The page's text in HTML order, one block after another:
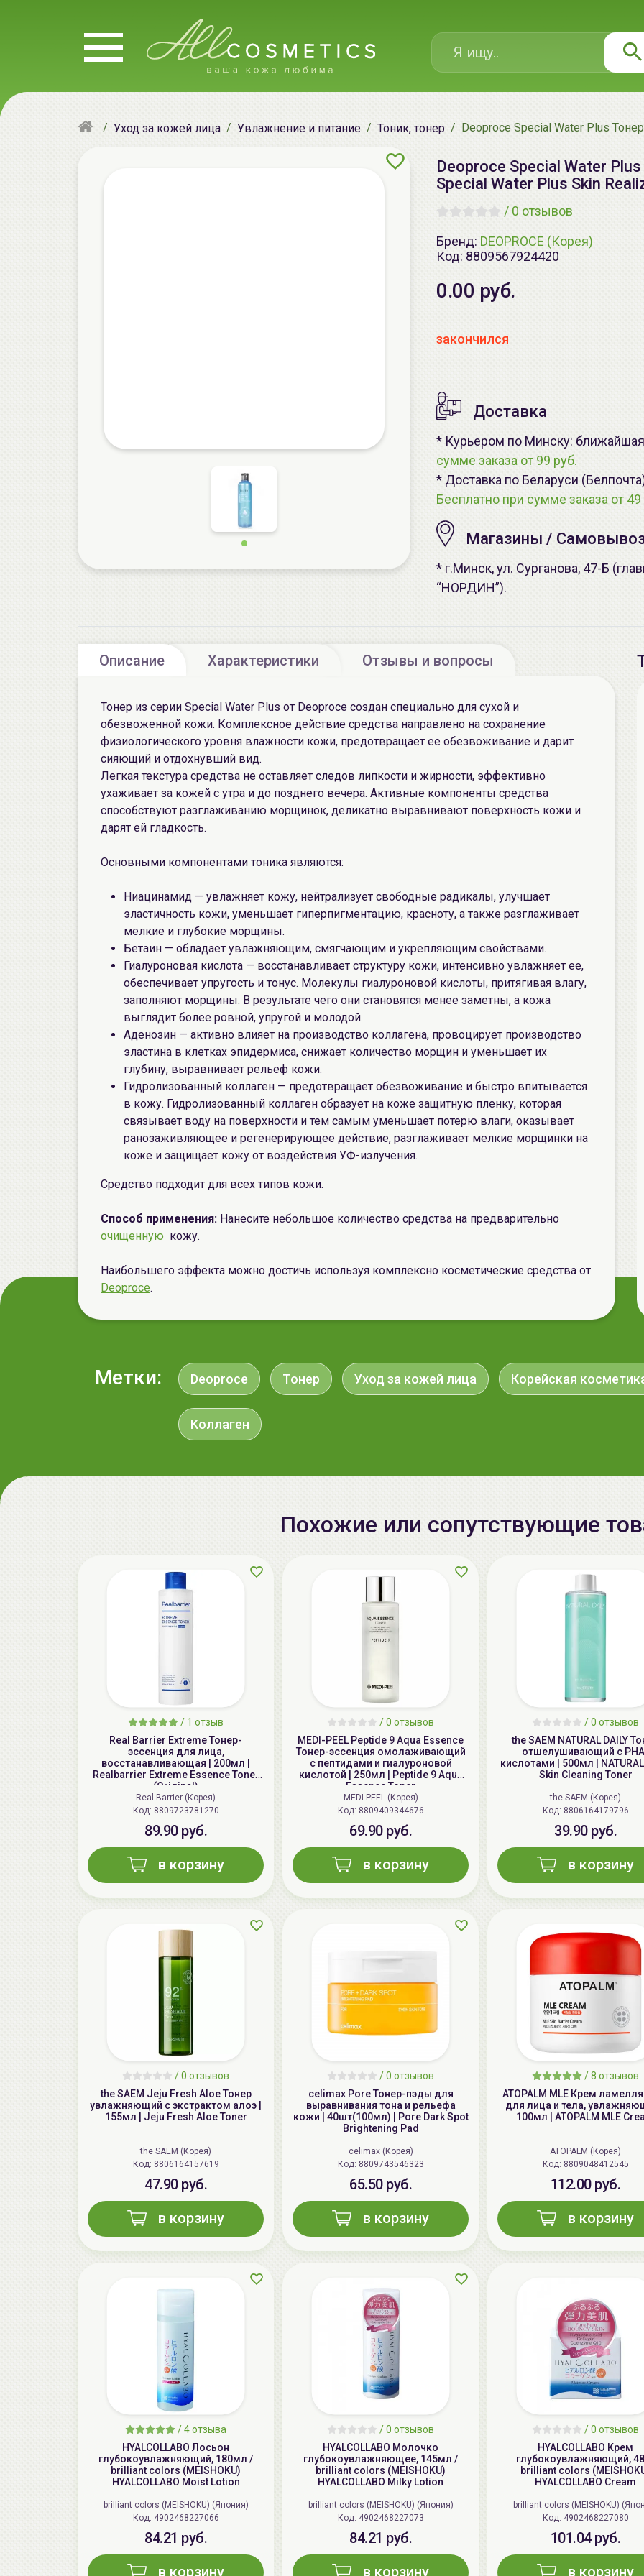
Уход за кожей лица Увлажнение и питание Тоник, тонер Deoproce Special Water Plus
Deoproce Special Water
Special Water Plus Skin
/ 0 отзывов
Бренд: DEOPROCE (Корея)
Код: 8809567924420
0.00 руб.
закончился
Доставка
* Курьером по Минску: ближайшая
сумме заказа от 99 руб.
* Доставка по Беларуси
Бесплатно при сумме заказа от 49
Магазины /
* г.Минск, ул. Сурганова, 47-Б
“НОРДИН”).
Описание Характеристики Отзывы и вопросы
Тонер из серии Special Water Plus от Deoproce создан специально для сухой и
обезвоженной кожи. Комплексное действие средства направлено на сохранение
физиологического уровня влажности кожи, предотвращает ее обезвоживание и дарит
сияющий и отдохнувший вид.
Легкая текстура средства не оставляет следов липкости и жирности, эффективно
ухаживает за кожей с утра и до позднего вечера. Активные компоненты средства
способствуют разглаживанию морщинок, деликатно выравнивают поверхность кожи и
дарят ей гладкость.
Основными компонентами тоника являются:
Ниацинамид — увлажняет кожу, нейтрализует свободные радикалы, улучшает
эластичность кожи, уменьшает гиперпигментацию, красноту, а также разглаживает
мелкие и глубокие морщины.
Бетаин — обладает увлажняющим, смягчающим и укрепляющим свойствами.
Гиалуроновая кислота — восстанавливает структуру кожи, интенсивно увлажняет ее,
обеспечивает упругость и тонус. Молекулы гиалуроновой кислоты, притягивая влагу,
заполняют морщины. В результате чего они становятся менее заметны, а кожа
выглядит более ровной, упругой и молодой.
Аденозин — активно влияет на производство коллагена, провоцирует производство
эластина в клетках эпидермиса, снижает количество морщин и уменьшает их
глубину, выравнивает рельеф кожи.
Гидролизованный коллаген — предотвращает обезвоживание и быстро впитывается
в кожу. Гидролизованный коллаген образует на коже защитную пленку, которая
связывает воду на поверхности и тем самым уменьшает потерю влаги, оказывает
ранозаживляющее и регенерирующее действие, разглаживает мелкие морщинки на
коже и защищает кожу от воздействия УФ-излучения.
Средство подходит для всех типов кожи.
Способ применения: Нанесите небольшое количество средства на предварительно
очищенную кожу.
Наибольшего эффекта можно достичь используя комплексно косметические средства от
Deoproce.
Метки: Deoproce Тонер Уход за кожей лица Корейская
Коллаген
Похожие или сопутствующие
/ 1 отзыв
Real Barrier Extreme Тонер-
эссенция для лица,
восстанавливающая | 200мл |
Realbarrier Extreme Essence Toner
(Original)
Real Barrier (Корея)
Код: 8809723781270
89.90 руб.
в корзину
/0 отзывов
MEDI-PEEL Peptide 9 Aqua Essence
Тонер-эссенция омолаживающий
с пептидами и гиалуроновой
кислотой | 250мл | Peptide 9 Aqua
Essence Toner
MEDI-PEEL (Корея)
Код: 8809409344676
69.90 руб.
в корзину
/0 отзывов
the SAEM NATURAL DAILY
отшелушивающий с
кислотами | 500мл | NATURAL
Skin Cleaning Toner
the SAEM (Корея)
Код: 8806164179796
39.90 руб.
в корзину
/0 отзывов
the SAEM Jeju Fresh Aloe Тонер
увлажняющий с экстрактом алоэ |
155мл | Jeju Fresh Aloe Toner
the SAEM (Корея)
Код: 8806164157619
47.90 руб.
в корзину
/0 отзывов
celimax Pore Тонер-пэды для
выравнивания тона и рельефа
кожи | 40шт(100мл) | Pore Dark Spot
Brightening Pad
celimax (Корея)
Код: 8809743546323
65.50 руб.
в корзину
/8 отзывов
ATOPALM MLE Крем
для лица и тела,
100мл | ATOPALM MLE
ATOPALM (Корея)
Код: 8809048412545
112.00 руб.
в корзину
/4 отзыва
HYALCOLLABO Лосьон
глубокоувлажняющий, 180мл /
brilliant colors (MEISHOKU)
HYALCOLLABO Moist Lotion
brilliant colors (MEISHOKU) (Япония)
Код: 4902468227066
84.21 руб.
в корзину
/0 отзывов
HYALCOLLABO Молочко
глубокоувлажняющее, 145мл /
brilliant colors (MEISHOKU)
HYALCOLLABO Milky Lotion
brilliant colors (MEISHOKU) (Япония)
Код: 4902468227073
84.21 руб.
в корзину
/0 отзывов
HYALCOLLABO Крем
глубокоувлажняющий,
brilliant colors
HYALCOLLABO Cream
brilliant colors (MEISHOKU)
Код: 4902468227080
101.04 руб.
в корзину